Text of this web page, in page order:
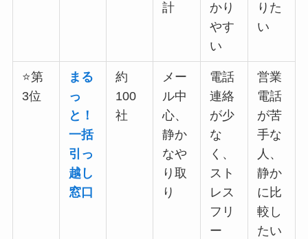
計
かり
やす
い
りた
い
⭐第
3位
まる
っ
と！
一括
引っ
越し
窓口
約
100
社
メー
ル中
心、
静か
なや
り取
り
電話
連絡
が少
な
く、
スト
レス
フリ
ー
営業
電話
が苦
手な
人、
静か
に比
較し
たい